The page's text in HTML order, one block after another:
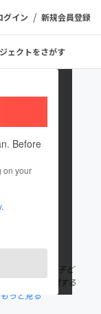
グイン / 新規会員登録
ェクトをさがす
Before
on your
.
。 私たちは「子ど
げ、子どもに関する
もっと見る